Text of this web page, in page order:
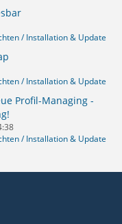
/ Installation & Update
/ Installation & Update
Profil-Managing -
/ Installation & Update